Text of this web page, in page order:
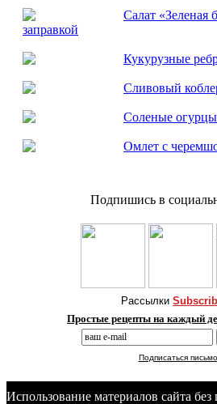
Салат «Зеленая
заправкой
Кукурузные
Сливовый
Соленые огурцы
Омлет с
Подпишись в
Рассылки
Простые рецепты на каждый
Подписаться
Использование материалов сайта